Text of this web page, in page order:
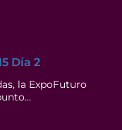
Día 2
la ExpoFuturo